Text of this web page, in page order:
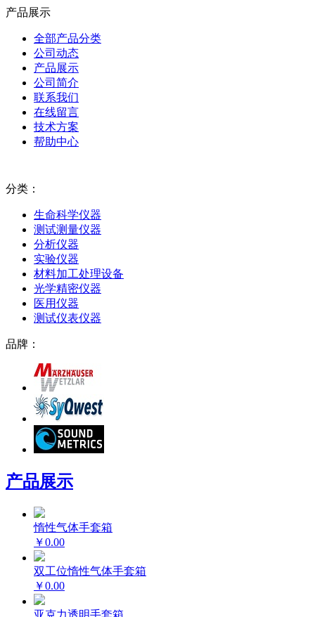
产品展示
全部产品分类
公司动态
产品展示
公司简介
联系我们
在线留言
技术方案
帮助中心
分类：
生命科学仪器
测试测量仪器
分析仪器
实验仪器
材料加工处理设备
光学精密仪器
医用仪器
测试仪表仪器
品牌：
产品展示
惰性气体手套箱
￥0.00
双工位惰性气体手套箱
￥0.00
亚克力透明手套箱